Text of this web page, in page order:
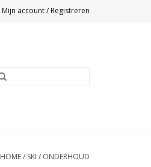
Mijn account / Registreren
HOME/ SKI / ONDERHOUD